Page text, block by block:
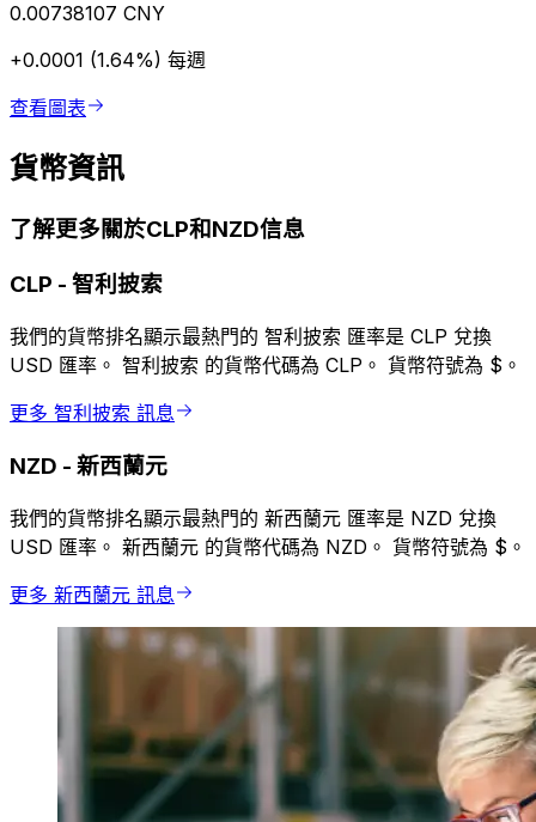
0.00738107 CNY
+0.0001 (1.64%) 每週
查看圖表
貨幣資訊
了解更多關於CLP和NZD信息
CLP - 智利披索
我們的貨幣排名顯示最熱門的 智利披索 匯率是 CLP 兌換
USD 匯率。 智利披索 的貨幣代碼為 CLP。 貨幣符號為 $。
更多 智利披索 訊息
NZD - 新西蘭元
我們的貨幣排名顯示最熱門的 新西蘭元 匯率是 NZD 兌換
USD 匯率。 新西蘭元 的貨幣代碼為 NZD。 貨幣符號為 $。
更多 新西蘭元 訊息